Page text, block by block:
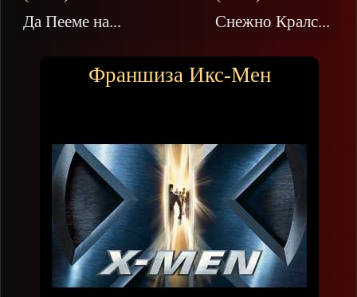
Да Пееме на... Снежно Кралс...
Франшиза Икс-Мен